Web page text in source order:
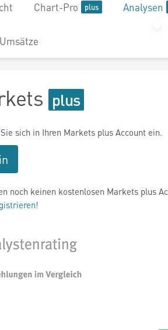
Chart-Pro Analysen
sich in Ihren Markets plus Account ein.
noch keinen kostenlosen Markets plus